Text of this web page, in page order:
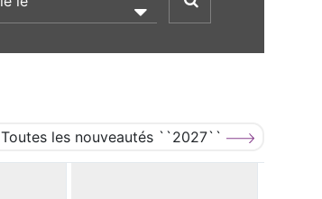

Toutes les nouveautés ``2027``